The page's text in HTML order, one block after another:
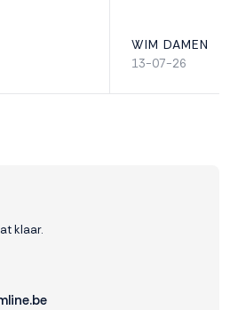
WIM DAMEN
13-07-26
klaar.